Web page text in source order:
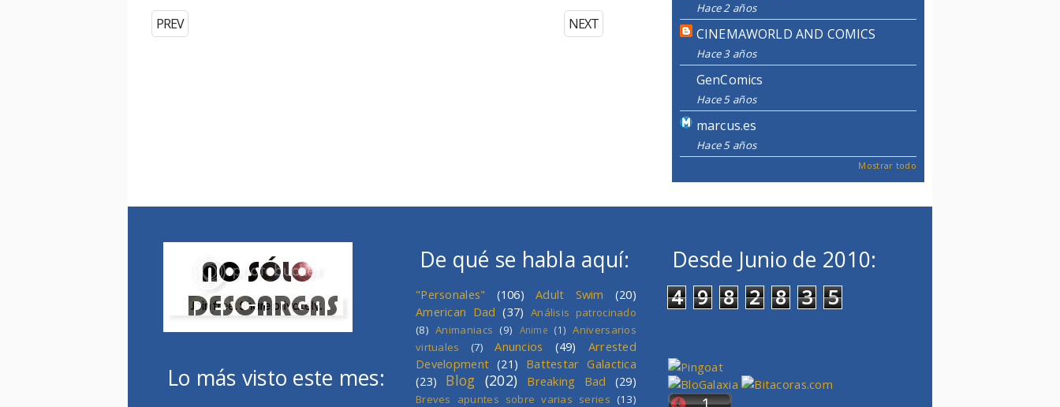
NEXT
PREV
Hace 2 años
CINEMAWORLD AND COMICS
Hace 3 años
GenComics
Hace 5 años
marcus.es
Hace 5 años
Mostrar todo
Lo más visto este mes:
De qué se habla aquí:
"Personales" (106) Adult Swim
(20)
American Dad (37) Análisis patrocinado
(8) Animaniacs (9) Anime (1) Aniversarios
virtuales
(7) Anuncios (49)
Arrested
Development (21) Battestar Galactica
(23)
Blog (202) Breaking Bad (29)
Breves apuntes sobre varias series (13)
Desde Junio de 2010:
4 9 8 2 8 3 5